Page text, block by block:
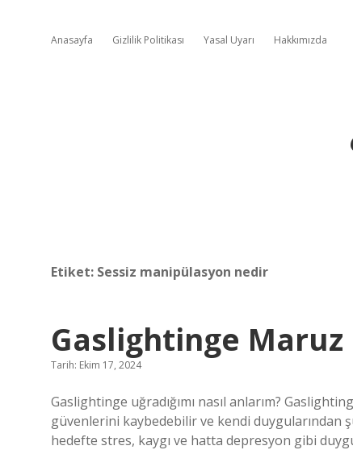
Anasayfa Gizlilik Politikası Yasal Uyarı Hakkımızda
Etiket: Sessiz manipülasyon nedir
Gaslightinge Maruz
Tarih: Ekim 17, 2024
Gaslightinge uğradığımı nasıl anlarım?
güvenlerini kaybedebilir ve kendi duygularından
hedefte stres, kaygı ve hatta depresyon gibi